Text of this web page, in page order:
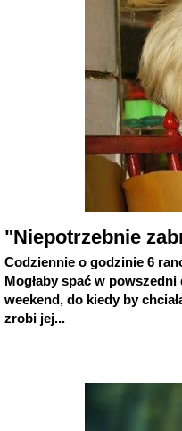
"Niepotrzebnie
Codziennie o godzinie 6
Mogłaby spać w
weekend, do kiedy by
zrobi jej...